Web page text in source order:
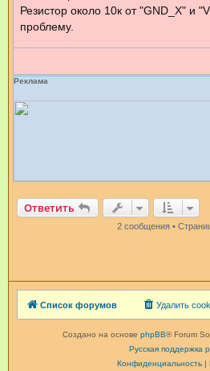
Резистор около 10к от "GND_X" и
проблему.
Реклама
Ответить
2 сообщения •
Список форумов Удалить
Создано на основе phpBB® Forum
Русская поддержка
Конфиденциальность|